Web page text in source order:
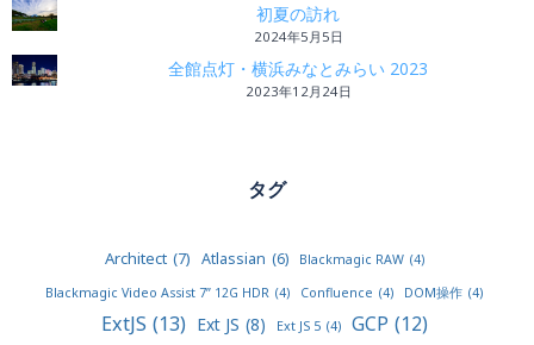
初夏の訪れ
2024年5月5日
全館点灯・横浜みなとみらい 2023
2023年12月24日
タグ
Architect (7) Atlassian (6) Blackmagic RAW (4)
Blackmagic Video Assist 7” 12G HDR (4) Confluence (4) DOM操作 (4)
ExtJS (13) Ext JS (8) Ext JS 5 (4) GCP (12)